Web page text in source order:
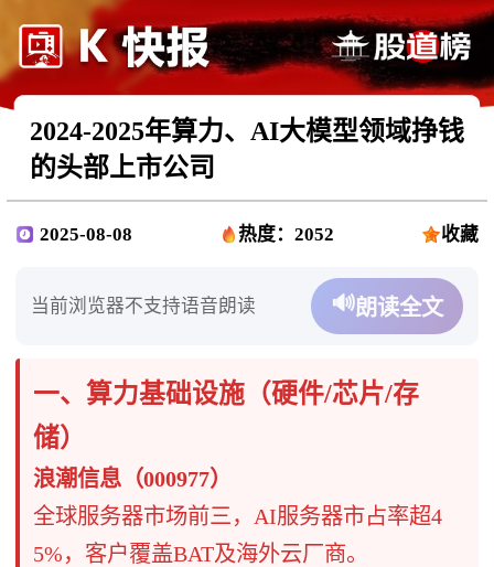
2024-2025年算力、AI大模型领域挣钱
的头部上市公司
2025-08-08 热度：2052 收藏
当前浏览器不支持语音朗读 🔊朗读全文
一、算力基础设施（硬件/芯片/存
储）​​
​​浪潮信息（000977）​​
​​全球服务器市场前三​​，AI服务器市占率超4
5%，客户覆盖BAT及海外云厂商。